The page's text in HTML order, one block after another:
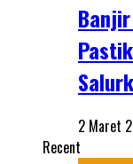
2 Maret
Recent